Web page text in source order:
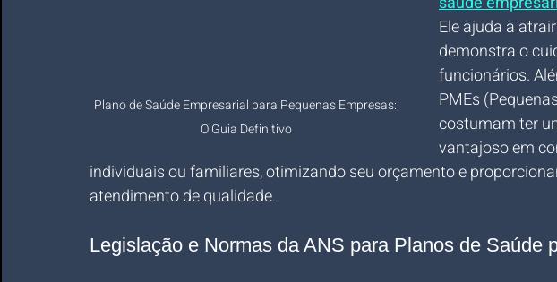
Plano de Saúde Empresarial para Pequenas Empresas:
O Guia Definitivo
Ele ajuda a
demonstra o
funcionários.
PMEs
costumam ter
vantajoso em
individuais ou familiares, otimizando seu orçamento e
atendimento de qualidade.
Legislação e Normas da ANS para Planos de Saúde